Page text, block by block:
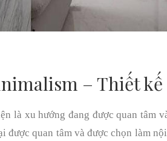
– Thiết
là xu hướng đang được quan tâm
được quan tâm và được chọn làm